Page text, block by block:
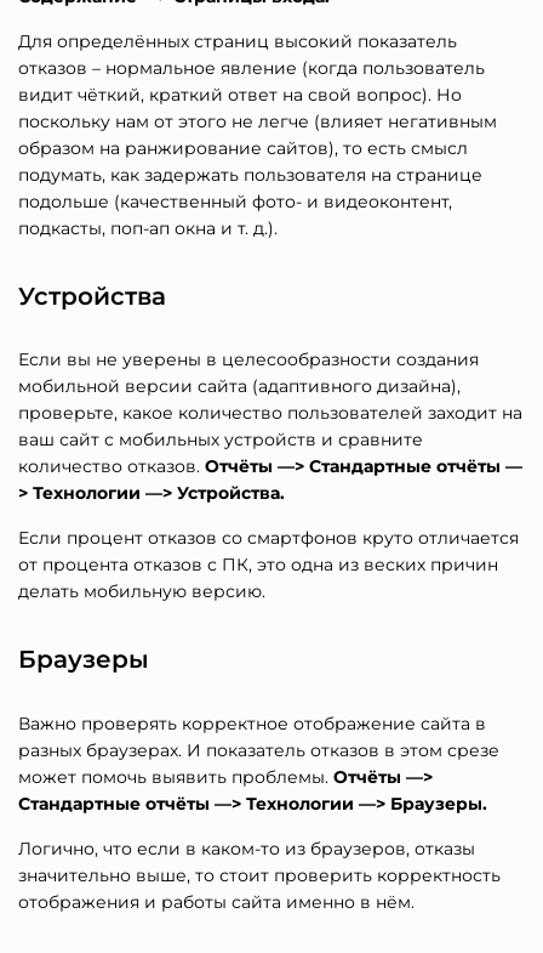
Для определённых страниц высокий показатель
отказов – нормальное явление (когда пользователь
видит чёткий, краткий ответ на свой вопрос). Но
поскольку нам от этого не легче (влияет негативным
образом на ранжирование сайтов), то есть смысл
подумать, как задержать пользователя на странице
подольше (качественный фото- и видеоконтент,
подкасты, поп-ап окна и т. д.).
Устройства
Если вы не уверены в целесообразности создания
мобильной версии сайта (адаптивного дизайна),
проверьте, какое количество пользователей заходит на
ваш сайт с мобильных устройств и сравните
количество отказов. Отчёты —> Стандартные отчёты —
> Технологии —> Устройства.
Если процент отказов со смартфонов круто отличается
от процента отказов с ПК, это одна из веских причин
делать мобильную версию.
Браузеры
Важно проверять корректное отображение сайта в
разных браузерах. И показатель отказов в этом срезе
может помочь выявить проблемы. Отчёты —>
Стандартные отчёты —> Технологии —> Браузеры.
Логично, что если в каком-то из браузеров, отказы
значительно выше, то стоит проверить корректность
отображения и работы сайта именно в нём.